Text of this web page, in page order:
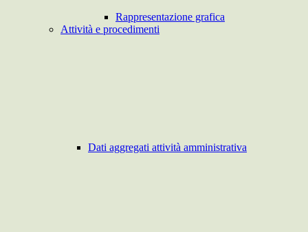
Rappresentazione grafica
Attività e procedimenti
Dati aggregati attività amministrativa